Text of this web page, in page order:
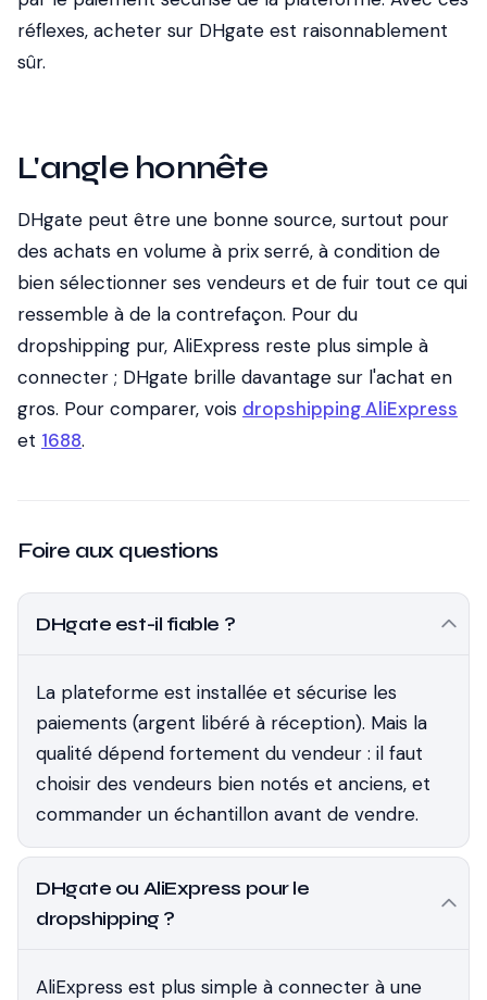
réflexes, acheter sur DHgate est raisonnablement
sûr.
L'angle honnête
DHgate peut être une bonne source, surtout pour
des achats en volume à prix serré, à condition de
bien sélectionner ses vendeurs et de fuir tout ce qui
ressemble à de la contrefaçon. Pour du
dropshipping pur, AliExpress reste plus simple à
connecter ; DHgate brille davantage sur l'achat en
gros. Pour comparer, vois dropshipping AliExpress
et 1688.
Foire aux questions
DHgate est-il fiable ?
La plateforme est installée et sécurise les
paiements (argent libéré à réception). Mais la
qualité dépend fortement du vendeur : il faut
choisir des vendeurs bien notés et anciens, et
commander un échantillon avant de vendre.
DHgate ou AliExpress pour le
dropshipping ?
AliExpress est plus simple à connecter à une